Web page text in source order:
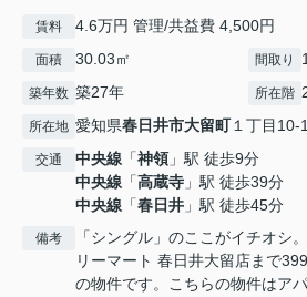
賃料 4.6万円 管理/共益費 4,500円
面積 30.03㎡ 間取り
築年数 築27年 所在階
所在地 愛知県春日井市大留町１丁目10-
交通 中央線 「神領」駅 徒歩9分
中央線 「高蔵寺 」駅 徒歩39分
中央線 「春日井 」駅 徒歩45分
備考
「シングル」のここがイチオシ
リーマート 春日井大留店まで
の物件です。こちらの物件はア